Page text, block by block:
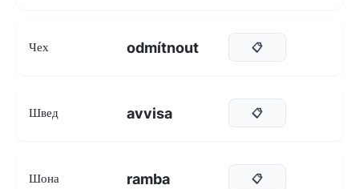
Чех odmítnout 📋
Швед avvisa 📋
Шона ramba 📋